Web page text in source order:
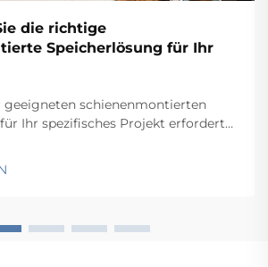
die richtige
Speicherlösung für Ihr
geeigneten schienenmontierten
Ihr spezifisches Projekt erfordert
Langzeitperformance auswirken.